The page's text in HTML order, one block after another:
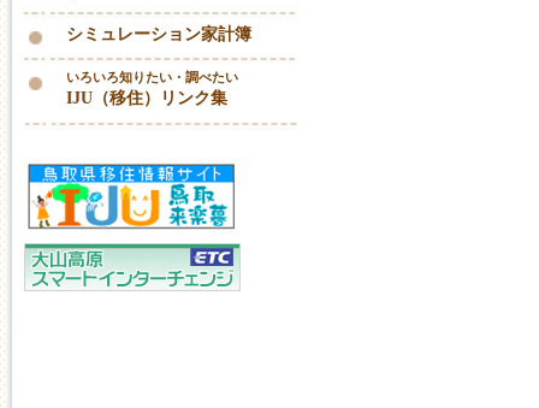
シミュレーション家計簿
いろいろ知りたい・調べたい
IJU（移住）リンク集